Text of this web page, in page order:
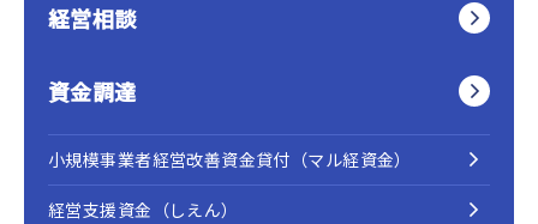
経営相談
資金調達
小規模事業者経営改善資金貸付（マル経資金）
経営支援資金（しえん）